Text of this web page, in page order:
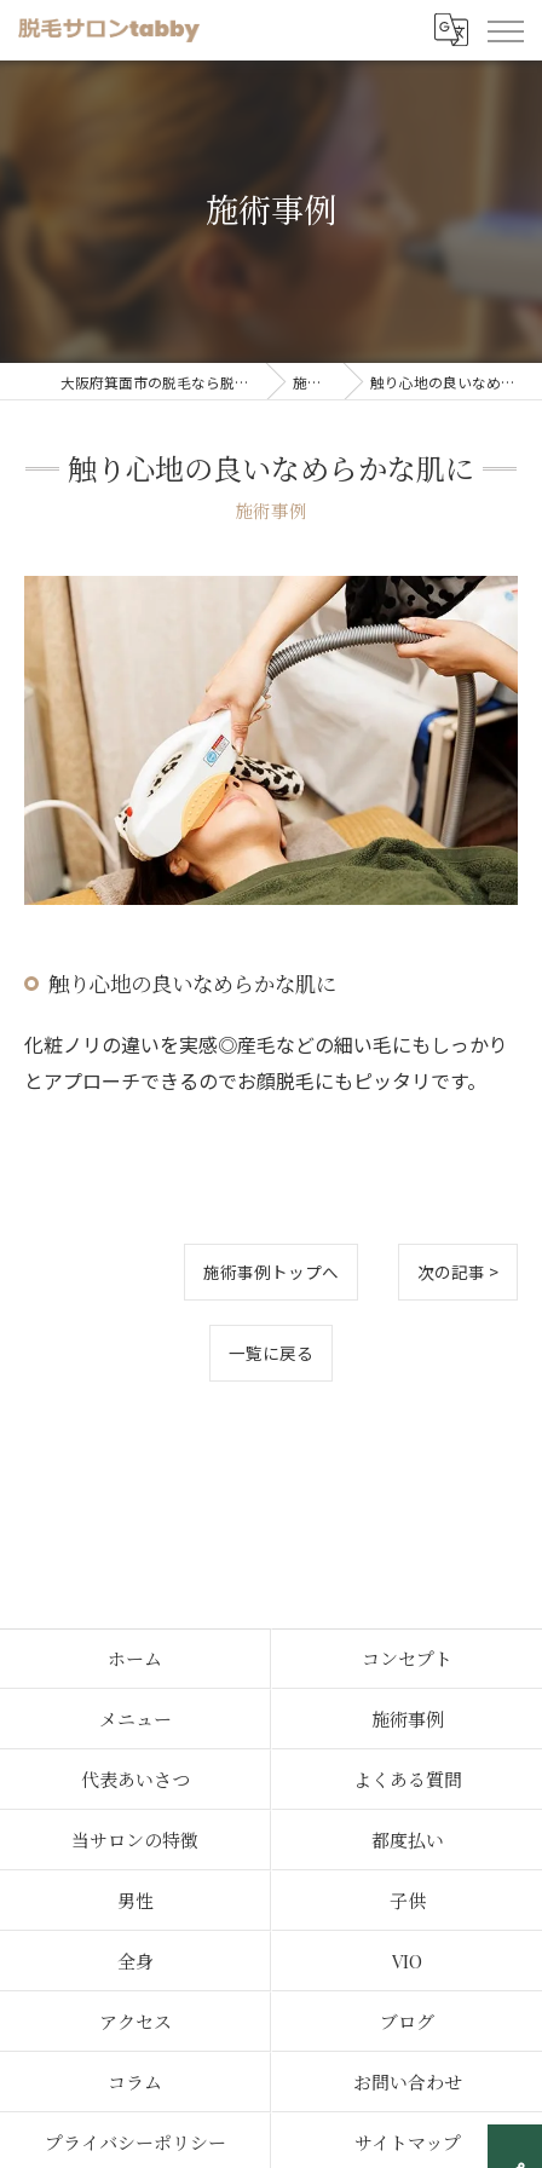
施術事例
大阪府箕面市の脱毛なら脱毛サロンtabby 施術事例 触り心地の良いなめらかな肌に
施術事例
触り心地の良いなめらかな肌に
触り心地の良いなめらかな肌に
化粧ノリの違いを実感◎産毛などの細い毛にもしっかり
とアプローチできるのでお顔脱毛にもピッタリです。
施術事例トップへ 次の記事 >
一覧に戻る
ホーム コンセプト
メニュー 施術事例
代表あいさつ よくある質問
当サロンの特徴 都度払い
男性 子供
全身 VIO
アクセス ブログ
コラム お問い合わせ
プライバシーポリシー サイトマップ